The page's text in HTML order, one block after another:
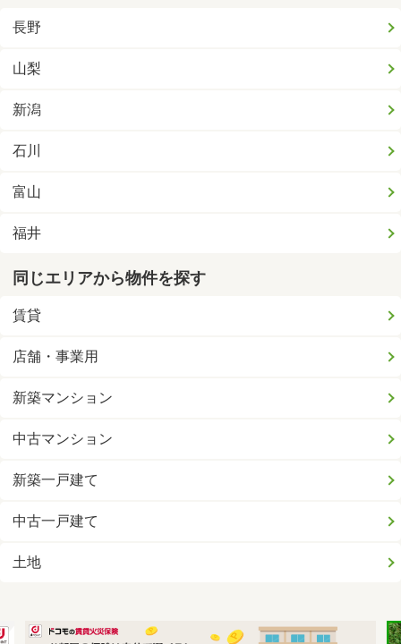
長野
山梨
新潟
石川
富山
福井
同じエリアから物件を探す
賃貸
店舗・事業用
新築マンション
中古マンション
新築一戸建て
中古一戸建て
土地